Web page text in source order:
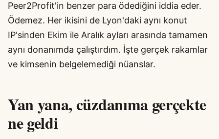
Peer2Profit'in benzer para ödediğini iddia eder.
Ödemez. Her ikisini de Lyon'daki aynı konut
IP'sinden Ekim ile Aralık ayları arasında tamamen
aynı donanımda çalıştırdım. İşte gerçek rakamlar
ve kimsenin belgelemediği nüanslar.
Yan yana, cüzdanıma gerçekte
ne geldi